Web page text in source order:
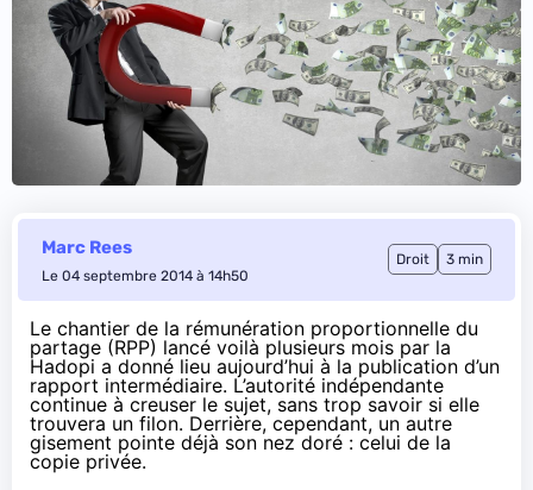
Marc Rees
Le 04 septembre 2014 à 14h50
Droit 3 min
Le chantier de la rémunération proportionnelle du
partage (RPP) lancé voilà plusieurs mois par la
Hadopi a donné lieu aujourd’hui à la publication d’un
rapport intermédiaire. L’autorité indépendante
continue à creuser le sujet, sans trop savoir si elle
trouvera un filon. Derrière, cependant, un autre
gisement pointe déjà son nez doré : celui de la
copie privée.